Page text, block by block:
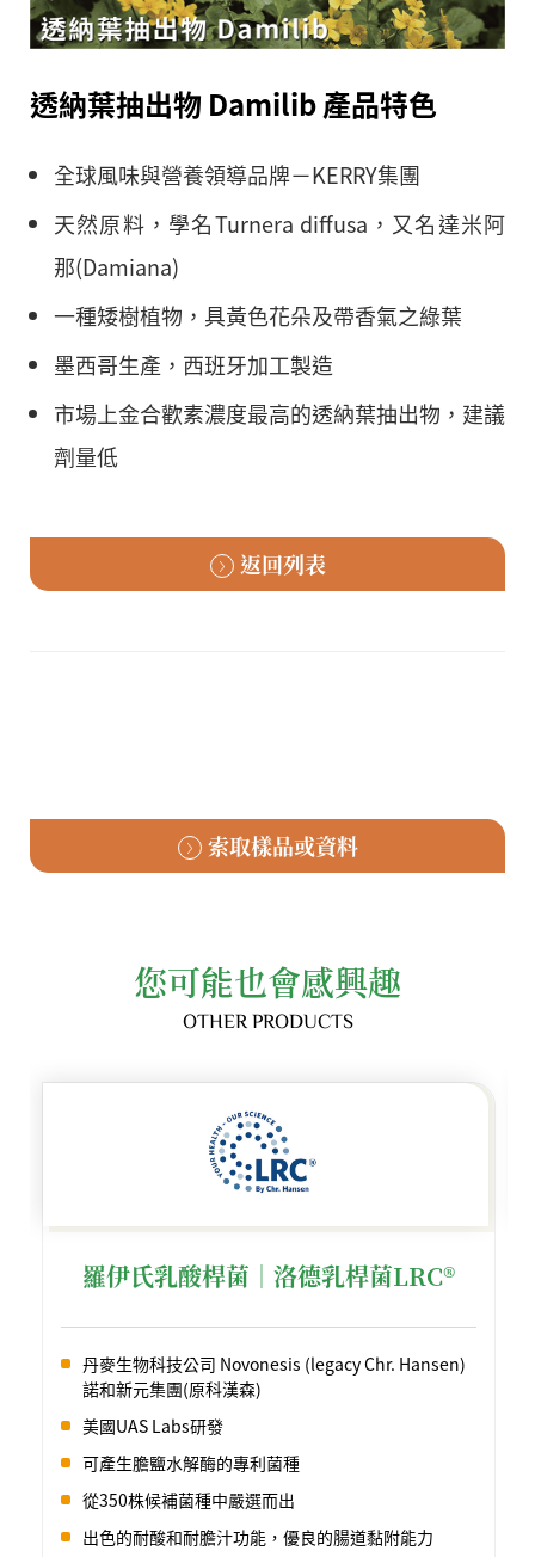
透納葉抽出物 Damilib 產品特色
全球風味與營養領導品牌－KERRY集團
天然原料，學名Turnera diffusa，又名達米阿
那(Damiana)
一種矮樹植物，具黃色花朵及帶香氣之綠葉
墨西哥生產，西班牙加工製造
市場上金合歡素濃度最高的透納葉抽出物，建議
劑量低
返回列表
索取樣品或資料
您可能也會感興趣
OTHER PRODUCTS
羅伊氏乳酸桿菌︱洛德乳桿菌LRC®
丹麥生物科技公司 Novonesis (legacy Chr. Hansen)
諾和新元集團(原科漢森)
美國UAS Labs研發
可產生膽鹽水解酶的專利菌種
從350株候補菌種中嚴選而出
出色的耐酸和耐膽汁功能，優良的腸道黏附能力